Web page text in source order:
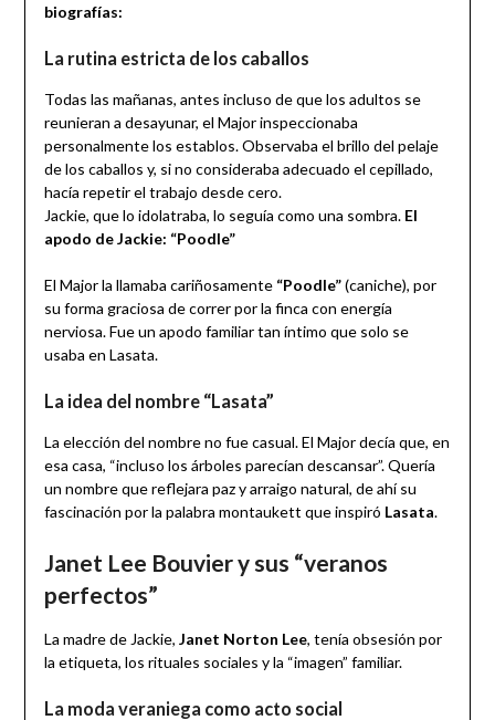
biografías:
La rutina estricta de los caballos
Todas las mañanas, antes incluso de que los adultos se
reunieran a desayunar, el Major inspeccionaba
personalmente los establos. Observaba el brillo del pelaje
de los caballos y, si no consideraba adecuado el cepillado,
hacía repetir el trabajo desde cero.
Jackie, que lo idolatraba, lo seguía como una sombra. El
apodo de Jackie: “Poodle”
El Major la llamaba cariñosamente “Poodle”(caniche), por
su forma graciosa de correr por la finca con energía
nerviosa. Fue un apodo familiar tan íntimo que solo se
usaba en Lasata.
La idea del nombre “Lasata”
La elección del nombre no fue casual. El Major decía que, en
esa casa, “incluso los árboles parecían descansar”. Quería
un nombre que reflejara paz y arraigo natural, de ahí su
fascinación por la palabra montaukett que inspiró Lasata.
Janet Lee Bouvier y sus “veranos
perfectos”
La madre de Jackie, Janet Norton Lee, tenía obsesión por
la etiqueta, los rituales sociales y la “imagen” familiar.
La moda veraniega como acto social